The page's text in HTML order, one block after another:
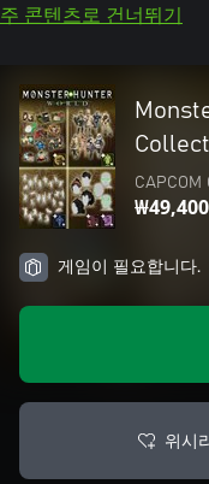
주 콘텐츠로 건너뛰기
CAPCOM
₩49,400
게임이 필요합니다.
위시